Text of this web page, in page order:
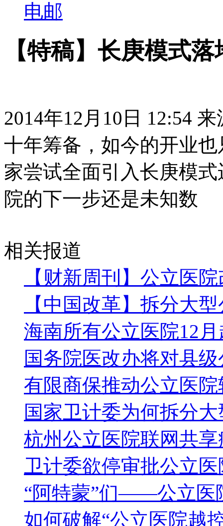
电邮
【特稿】长庚模式
2014年12月10日 12:54
十年筹备，如今的开业
家尝试全面引入长庚模
院的下一步还是未知数
相关报道
【财新周刊】公立医
【中国改革】拆分大
海南所有公立医院12
国务院医改办将对县
有限商保推动公立医
国家卫计委为何拆分
杭州公立医院联网共
卫计委欲停审批公立
“阿特蒙”们——公立医
如何破解“公立医院越